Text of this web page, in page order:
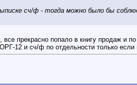
сч/ф - тогда можно было бы
прекрасно попало в книгу продаж и
12 и сч/ф по отдельности только если